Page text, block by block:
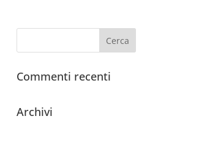
Commenti recenti
Archivi